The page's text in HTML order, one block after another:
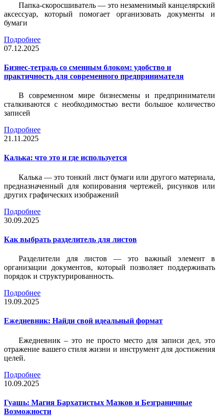
Папка-скоросшиватель — это незаменимый канцелярский
аксессуар, который помогает организовать документы и
бумаги
Подробнее
07.12.2025
Бизнес-тетрадь со сменным блоком: удобство и
практичность для современного предпринимателя
В современном мире бизнесмены и предприниматели
сталкиваются с необходимостью вести большое количество
записей
Подробнее
21.11.2025
Калька: что это и где используется
Калька — это тонкий лист бумаги или другого материала,
предназначенный для копирования чертежей, рисунков или
других графических изображений
Подробнее
30.09.2025
Как выбрать разделитель для листов
Разделители для листов — это важный элемент в
организации документов, который позволяет поддерживать
порядок и структурированность.
Подробнее
19.09.2025
Ежедневник: Найди свой идеальный формат
Ежедневник – это не просто место для записи дел, это
отражение вашего стиля жизни и инструмент для достижения
целей.
Подробнее
10.09.2025
Гуашь: Магия Бархатистых Мазков и Безграничные
Возможности